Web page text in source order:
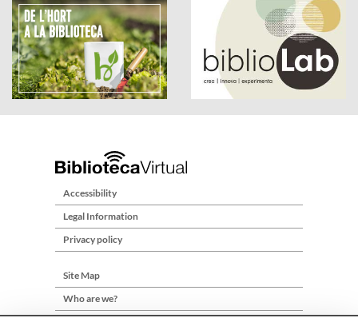
Accessibility
Legal Information
Privacy policy
Site Map
Who are we?